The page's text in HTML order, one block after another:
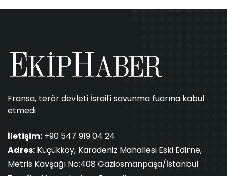
Fransa, terör devleti İsrail'i savunma fuarına kabul
etmedi
İletişim: +90 547 919 04 24
Adres: Küçükköy, Karadeniz Mahallesi Eski Edirne,
Metris Kavşağı No:408 Gaziosmanpaşa/İstanbul